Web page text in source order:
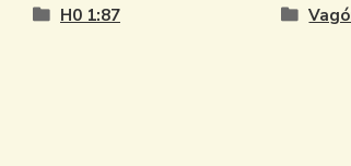
H0 1:87